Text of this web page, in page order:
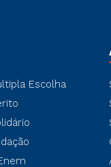
Escolha